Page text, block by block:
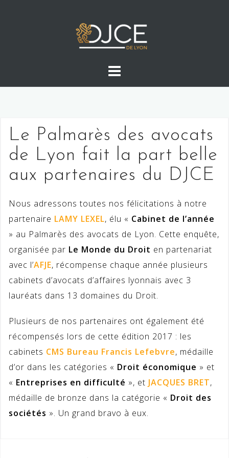
Le Palmarès des avocats
de Lyon fait la part belle
aux partenaires du DJCE
Nous adressons toutes nos félicitations à notre
partenaire LAMY LEXEL, élu « Cabinet de l’année
» au Palmarès des avocats de Lyon. Cette enquête,
organisée par Le Monde du Droit en partenariat
avec l’AFJE, récompense chaque année plusieurs
cabinets d’avocats d’affaires lyonnais avec 3
lauréats dans 13 domaines du Droit.
Plusieurs de nos partenaires ont également été
récompensés lors de cette édition 2017 : les
cabinets CMS Bureau Francis Lefebvre, médaille
d’or dans les catégories « Droit économique » et
« Entreprises en difficulté », et JACQUES BRET,
médaille de bronze dans la catégorie « Droit des
sociétés ». Un grand bravo à eux.